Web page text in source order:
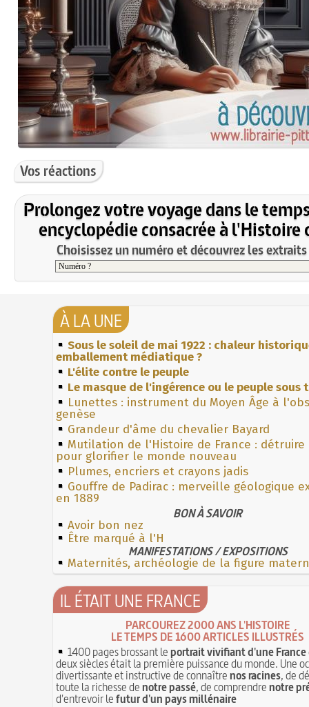
Vos réactions
Prolongez votre voyage dans le
encyclopédie consacrée à l'Histoire
Choisissez un numéro et découvrez les
À LA UNE
Sous le soleil de mai 1922 : chaleur
emballement médiatique ?
L'élite contre le peuple
Le masque de l'ingérence ou le peuple sous
Lunettes : instrument du Moyen Âge à
genèse
Grandeur d'âme du chevalier Bayard
Mutilation de l'Histoire de France : détruire
pour glorifier le monde nouveau
Plumes, encriers et crayons jadis
Gouffre de Padirac : merveille géologique
en 1889
BON À SAVOIR
Avoir bon nez
Être marqué à l'H
MANIFESTATIONS / EXPOSITIONS
Maternités, archéologie de la figure
IL ÉTAIT UNE FRANCE
PARCOUREZ 2000 ANS L'HISTOIRE
LE TEMPS DE 1600 ARTICLES ILLUSTRÉS
1400 pages brossant leportrait vivifiant d'une France
deux siècles était la première puissance du monde. Une
divertissante et instructive de connaîtrenos racines, de
toute la richesse denotre passé, de comprendrenotre
d'entrevoir lefutur d'un pays millénaire